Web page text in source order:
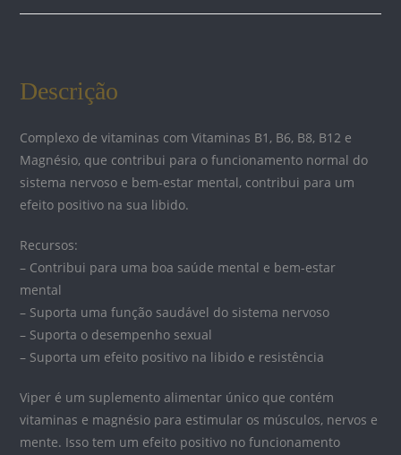
Descrição
Complexo de vitaminas com Vitaminas B1, B6, B8, B12 e
Magnésio, que contribui para o funcionamento normal do
sistema nervoso e bem-estar mental, contribui para um
efeito positivo na sua libido.
Recursos:
– Contribui para uma boa saúde mental e bem-estar
mental
– Suporta uma função saudável do sistema nervoso
– Suporta o desempenho sexual
– Suporta um efeito positivo na libido e resistência
Viper é um suplemento alimentar único que contém
vitaminas e magnésio para estimular os músculos, nervos e
mente. Isso tem um efeito positivo no funcionamento